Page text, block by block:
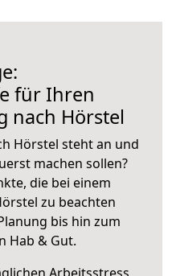
für Ihren
nach Hörstel
Hörstel steht an und
machen sollen?
die bei einem
zu beachten
bis hin zum
Hab & Gut.